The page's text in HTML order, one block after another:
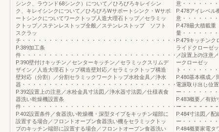
シンク、ラウンド68シンク）について／ひろびろキレイシン
ク、キレイシンクについて／ひろびろWサポートシンク・Wサポ
ートシンクについてワークトップ人造大理石トップ／セラミッ
クトップ／ステンレストップ全般／ステンレストップ ソフト
スクラッ
チ・・・・・・・・・・・・・・・・・・・・・・・・・・・・・
P.389加工条
件・・・・・・・・・・・・・・・・・・・・・・・・・・・・・・・・・・・・
P.390壁付けキッチン／センターキッチン／セラミックスリムデ
ザイン／人造大理石トップ構造壁対応／セラミックトップ構造
壁対応（分割）／分割セラミックワークトップ水栓金具／浄水
器・・・・・・・・・・・・・・・・・・・・・・・・・・・・・・・・・・・・
P.392設置上の注意／水栓金具寸法図／浄水器寸法図／仕様表食
器洗い乾燥機設置条
件・・・・・・・・・・・・・・・・・・・・・・・・・・・・・・・・・・・・
P.402設置条件／食器洗い乾燥機・深型タイプをキッチン端部に
設置する場合／フロントオープン食器洗い機をセラミックトッ
プのキッチン端部に設置する場合／フロントオープン食器洗い
意・・・・・・
P.478アイレベル
意・・・・・・
P.478最大積載重
量・・・・・・
P.479キッチンク
ライドクローゼ
／設置上の注意
ークローゼッ
ト・・・・・・
P.480基本構成／
電源取り出し位
ー・・・・・・
P.483概要／有効
ー・・・・・・
P.484寸法図／配
ー・・・・・・
P.484概要家電タ